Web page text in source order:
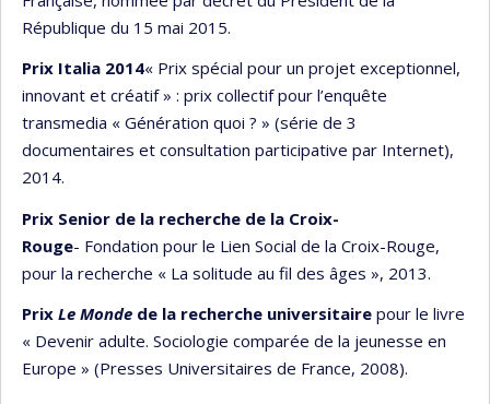
République du 15 mai 2015.
Prix Italia 2014« Prix spécial pour un projet exceptionnel,
innovant et créatif » : prix collectif pour l’enquête
transmedia « Génération quoi ? » (série de 3
documentaires et consultation participative par Internet),
2014.
Prix Senior de la recherche de la Croix-
Rouge- Fondation pour le Lien Social de la Croix-Rouge,
pour la recherche « La solitude au fil des âges », 2013.
Prix Le Monde de la recherche universitaire pour le livre
« Devenir adulte. Sociologie comparée de la jeunesse en
Europe » (Presses Universitaires de France, 2008).